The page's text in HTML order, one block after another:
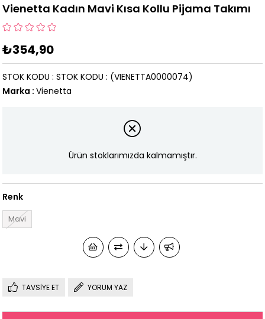
Vienetta Kadın Mavi Kısa Kollu Pijama Takımı
₺354,90
(VIENETTA0000074)
STOK KODU
STOK KODU
Marka : Vienetta
Ürün stoklarımızda kalmamıştır.
Renk
Mavi
TAVSIYE ET YORUM YAZ